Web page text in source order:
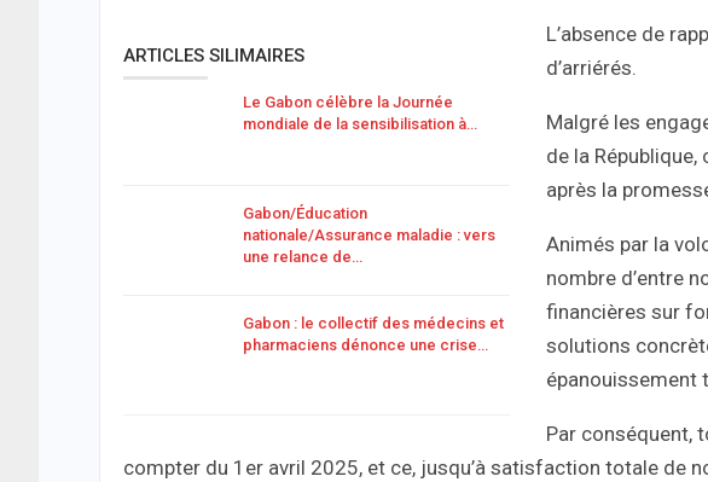
ARTICLES SILIMAIRES
Le Gabon célèbre la Journée
mondiale de la sensibilisation à…
Gabon/Éducation
nationale/Assurance maladie : vers
une relance de…
Gabon : le collectif des médecins et
pharmaciens dénonce une crise…
L’absence de
d’arriérés.
Malgré les
de la
après la
Animés par la
nombre d’entre
financières sur
solutions
épanouissement
Par conséquent,
compter du 1er avril 2025, et ce, jusqu’à satisfaction totale de